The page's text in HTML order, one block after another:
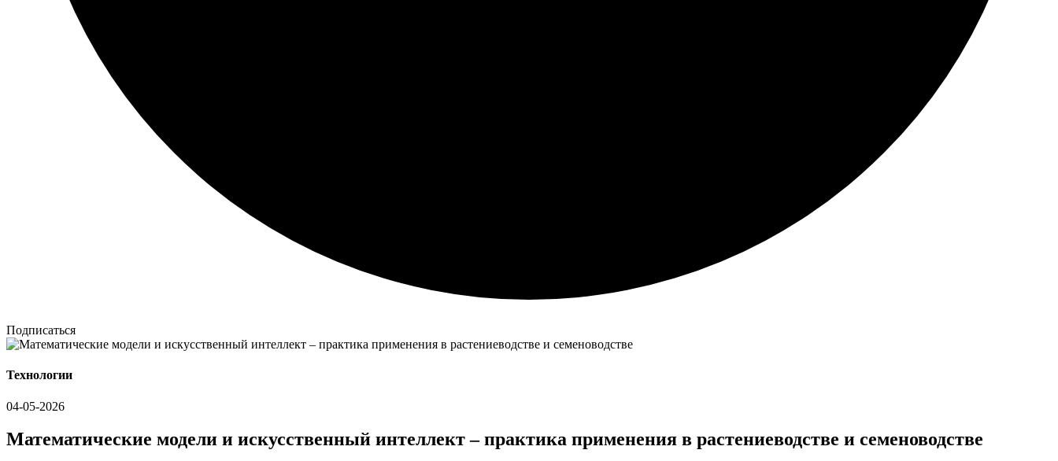
Подписаться
Технологии
04-05-2026
Математические модели и искусственный интеллект – практика применения в растениеводстве и семеноводстве